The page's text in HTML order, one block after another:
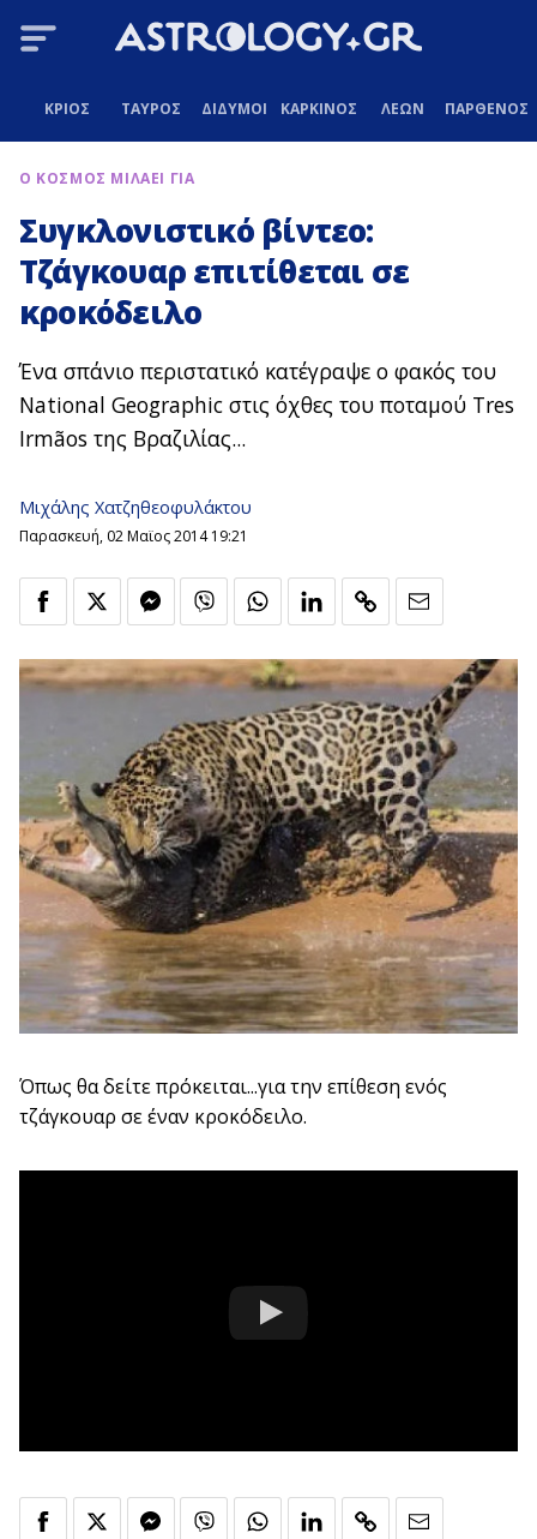
ΚΡΙΟΣ ΤΑΥΡΟΣ ΔΙΔΥΜΟΙ ΚΑΡΚΙΝΟΣ ΛΕΩΝ ΠΑΡΘΕΝΟΣ
Ο ΚΟΣΜΟΣ ΜΙΛΑΕΙ ΓΙΑ
Συγκλονιστικό βίντεο:
Τζάγκουαρ επιτίθεται σε
κροκόδειλο
Ένα σπάνιο περιστατικό κατέγραψε ο φακός του
National Geographic στις όχθες του ποταμού Tres
Irmãos της Βραζιλίας...
Μιχάλης Χατζηθεοφυλάκτου
Παρασκευή, 02 Μαϊος 2014 19:21
Όπως θα δείτε πρόκειται...για την επίθεση ενός
τζάγκουαρ σε έναν κροκόδειλο.